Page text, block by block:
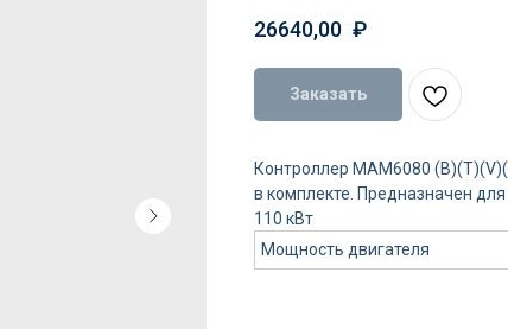
26640,00 ₽
Заказать
Контроллер MAM6080
в комплекте. Предназначен
110 кВт
Мощность двигателя